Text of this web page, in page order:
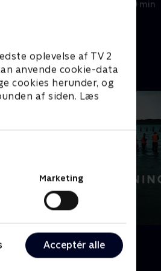
oplevelse af TV 2
anvende cookie-data
cookies herunder, og
af siden. Læs
Marketing
Acceptér alle
3. februar 2025 • 40 min
• 1 sæsoner